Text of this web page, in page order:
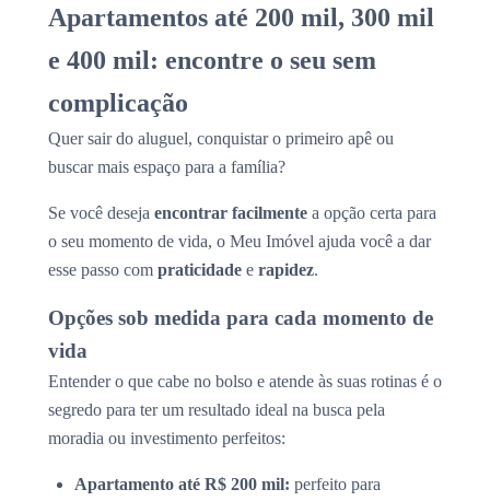
Apartamentos até 200 mil, 300 mil
e 400 mil: encontre o seu sem
complicação
Quer sair do aluguel, conquistar o primeiro apê ou
buscar mais espaço para a família?
Se você deseja encontrar facilmente a opção certa para
o seu momento de vida, o Meu Imóvel ajuda você a dar
esse passo com praticidade e rapidez.
Opções sob medida para cada momento de
vida
Entender o que cabe no bolso e atende às suas rotinas é o
segredo para ter um resultado ideal na busca pela
moradia ou investimento perfeitos:
Apartamento até R$ 200 mil: perfeito para